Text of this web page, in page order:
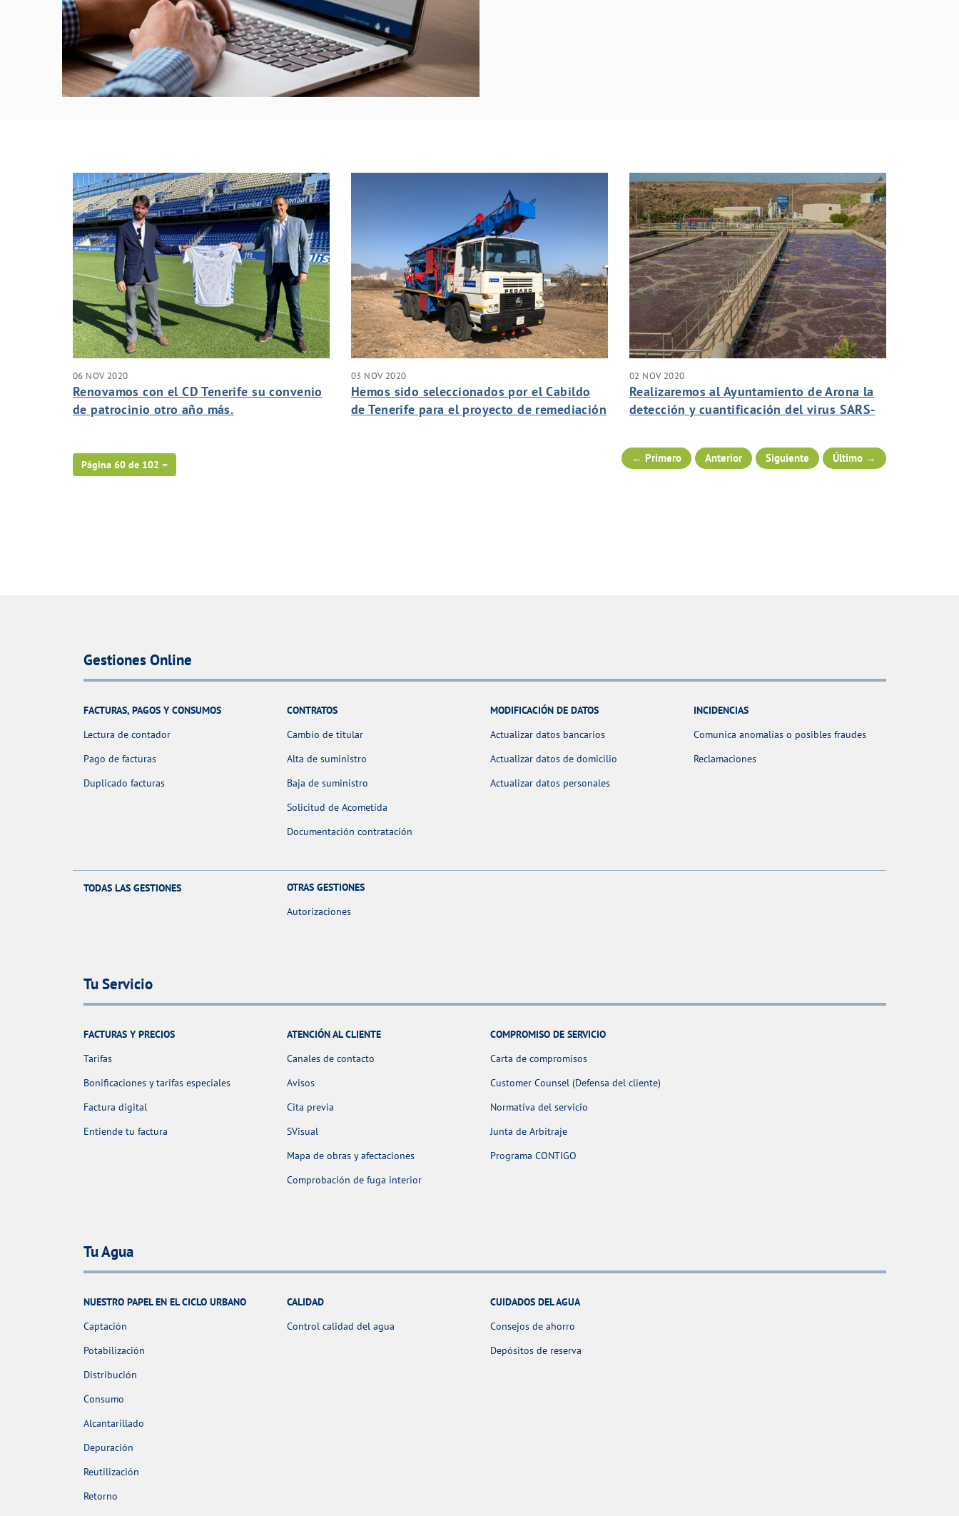
06 NOV 2020
Renovamos con el CD Tenerife su convenio
de patrocinio otro año más.
03 NOV 2020
Hemos sido seleccionados por el Cabildo
de Tenerife para el proyecto de remediación
02 NOV 2020
Realizaremos al Ayuntamiento de Arona la
detección y cuantificación del virus SARS-
monitorizar sus aguas residuales.
Página 60 de 102
← Primero Anterior Siguiente Último →
Gestiones Online
FACTURAS, PAGOS Y CONSUMOS
Lectura de contador
Pago de facturas
Duplicado facturas
CONTRATOS
Cambio de titular
Alta de suministro
Baja de suministro
Solicitud de Acometida
Documentación contratación
MODIFICACIÓN DE DATOS
Actualizar datos bancarios
Actualizar datos de domicilio
Actualizar datos personales
INCIDENCIAS
Comunica anomalías o posibles fraudes
Reclamaciones
TODAS LAS GESTIONES
OTRAS GESTIONES
Autorizaciones
Tu Servicio
FACTURAS Y PRECIOS
Tarifas
Bonificaciones y tarifas especiales
Factura digital
Entiende tu factura
ATENCIÓN AL CLIENTE
Canales de contacto
Avisos
Cita previa
SVisual
Mapa de obras y afectaciones
Comprobación de fuga interior
COMPROMISO DE SERVICIO
Carta de compromisos
Customer Counsel (Defensa del cliente)
Normativa del servicio
Junta de Arbitraje
Programa CONTIGO
Tu Agua
NUESTRO PAPEL EN EL CICLO URBANO
Captación
Potabilización
Distribución
Consumo
Alcantarillado
Depuración
Reutilización
Retorno
CALIDAD
Control calidad del agua
CUIDADOS DEL AGUA
Consejos de ahorro
Depósitos de reserva